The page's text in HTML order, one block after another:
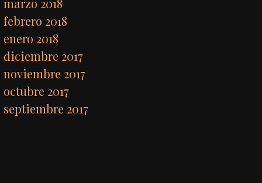
marzo 2018
febrero 2018
enero 2018
diciembre 2017
noviembre 2017
octubre 2017
septiembre 2017